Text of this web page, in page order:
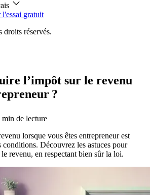
l'essai gratuit
réservés.
l’impôt sur le revenu
?
min de lecture
lorsque vous êtes entrepreneur est
conditions. Découvrez les astuces pour
revenu, en respectant bien sûr la loi.